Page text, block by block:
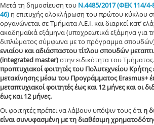
Μετά τη δημοσίευση του Ν.4485/2017 (ΦΕΚ 114/
46) η επιτυχής ολοκλήρωση του πρώτου κύκλου
οργανώνεται σε Τμήματα Α.Ε.Ι. και διαρκεί κατ’
ακαδημαϊκά εξάμηνα (υποχρεωτικά εξάμηνα για
διπλώματος σύμφωνα με το πρόγραμμα
ενιαίου και αδιάσπαστου τίτλου σπουδών
(integrated master)στην ειδικότητα του
προπτυχιακοί φοιτητές του Πολυτεχνείου
μετακίνησης μέσω του Προγράμματος Erasmus+
μεταπτυχιακοί φοιτητές έως και 12 μήνες και οι
έως και 12 μήνες.
Οι φοιτητές πρέπει να λάβουν υπόψιν τους ότιη
είναι συνυφασμένη με τη διαθέσιμη